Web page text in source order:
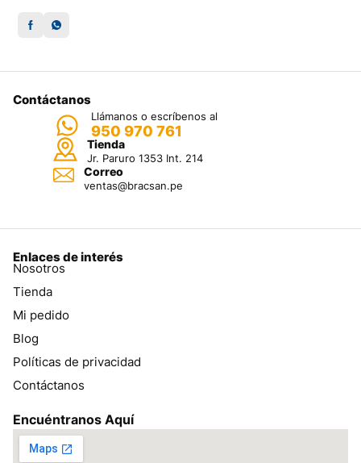
Contáctanos
Llámanos o escríbenos al
950 970 761
Tienda
Jr. Paruro 1353 Int. 214
Correo
ventas@bracsan.pe
Enlaces de interés
Nosotros
Tienda
Mi pedido
Blog
Políticas de privacidad
Contáctanos
Encuéntranos Aquí